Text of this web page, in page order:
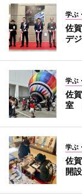
学ぶ
佐
デ
学ぶ
佐
室
学ぶ
佐
開